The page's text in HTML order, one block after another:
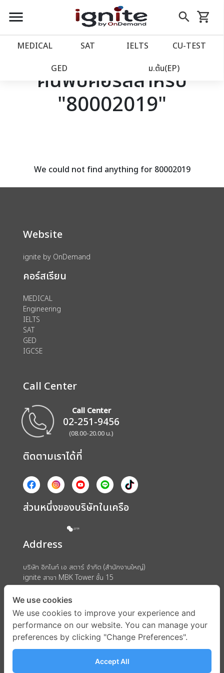
close
account_balance หน้าแรก
เว็บไซต์อิกไนท์
โปรโมชั่น
assignment ลงทะเบียน
menu search
Skip
to
shopping_cart
รถเข็น
MEDICAL SAT IELTS CU‑TEST
GED ม.ต้น(EP)
ค้นพบคอร์สสำหรับ
"80002019"
We could not find anything for 80002019
Website
ignite by OnDemand
คอร์สเรียน
MEDICAL
Engineering
IELTS
SAT
GED
IGCSE
Call Center
Call Center
02-251-9456
(08.00-20.00 น.)
ติดตามเราได้ที่
ส่วนหนึ่งของบริษัทในเครือ
Address
บริษัท อิกไนท์ เอ สตาร์ จำกัด (สำนักงานใหญ่)
ignite สาขา MBK Tower ชั้น 15
ถนนพญาไท แขวงวังใหม่ เขตปทุมวัน กรุงเทพมหานคร 10330
We use cookies
We use cookies to improve your experience and
performance on our website. You can manage your
preferences by clicking "Change Preferences".
Accept All